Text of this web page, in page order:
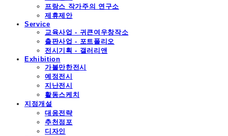
프랑스 작가주의 연구소
제휴제안
Service
교육사업 - 귀큰여우창작소
출판사업 - 포트폴리오
전시기획 - 갤러리앤
Exhibition
가볼만한전시
예정전시
지난전시
활동스케치
지점개설
대응전략
추천점포
디자인